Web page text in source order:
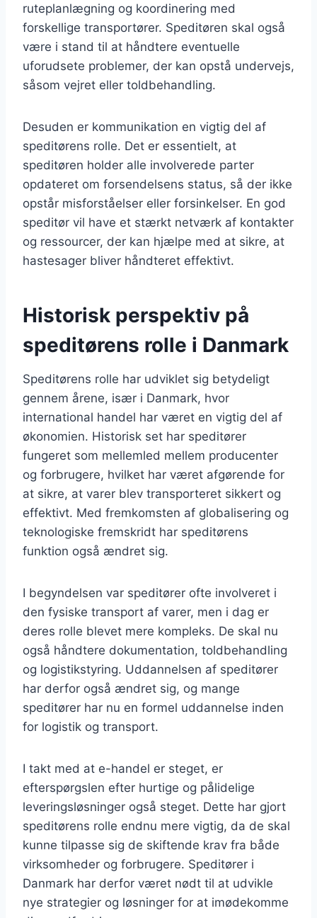
ruteplanlægning og koordinering med
forskellige transportører. Speditøren skal også
være i stand til at håndtere eventuelle
uforudsete problemer, der kan opstå undervejs,
såsom vejret eller toldbehandling.
Desuden er kommunikation en vigtig del af
speditørens rolle. Det er essentielt, at
speditøren holder alle involverede parter
opdateret om forsendelsens status, så der ikke
opstår misforståelser eller forsinkelser. En god
speditør vil have et stærkt netværk af kontakter
og ressourcer, der kan hjælpe med at sikre, at
hastesager bliver håndteret effektivt.
Historisk perspektiv på
speditørens rolle i Danmark
Speditørens rolle har udviklet sig betydeligt
gennem årene, især i Danmark, hvor
international handel har været en vigtig del af
økonomien. Historisk set har speditører
fungeret som mellemled mellem producenter
og forbrugere, hvilket har været afgørende for
at sikre, at varer blev transporteret sikkert og
effektivt. Med fremkomsten af globalisering og
teknologiske fremskridt har speditørens
funktion også ændret sig.
I begyndelsen var speditører ofte involveret i
den fysiske transport af varer, men i dag er
deres rolle blevet mere kompleks. De skal nu
også håndtere dokumentation, toldbehandling
og logistikstyring. Uddannelsen af speditører
har derfor også ændret sig, og mange
speditører har nu en formel uddannelse inden
for logistik og transport.
I takt med at e-handel er steget, er
efterspørgslen efter hurtige og pålidelige
leveringsløsninger også steget. Dette har gjort
speditørens rolle endnu mere vigtig, da de skal
kunne tilpasse sig de skiftende krav fra både
virksomheder og forbrugere. Speditører i
Danmark har derfor været nødt til at udvikle
nye strategier og løsninger for at imødekomme